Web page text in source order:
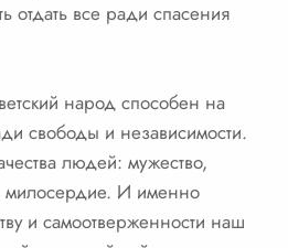
отдать все ради спасения
народ способен на
свободы и независимости.
людей: мужество,
милосердие. И именно
и самоотверженности наш